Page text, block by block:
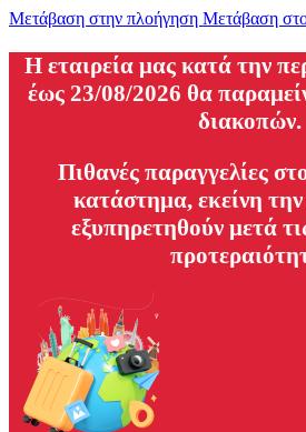
Μετάβαση στην πλοήγηση Μετάβαση στο
H εταιρεία μας κατά την
έως 23/08/2026 θα
διακοπών.
Πιθανές παραγγελίες
κατάστημα, εκείνη
εξυπηρετηθούν μετά